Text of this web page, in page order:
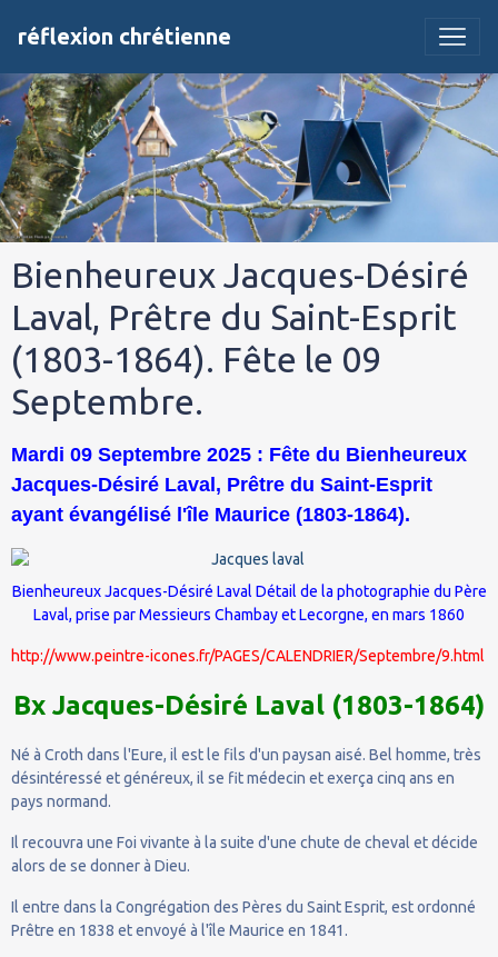
réflexion chrétienne
Bienheureux Jacques-Désiré
Laval, Prêtre du Saint-Esprit
(1803-1864). Fête le 09
Septembre.
Mardi 09 Septembre 2025 : Fête du Bienheureux
Jacques-Désiré Laval, Prêtre du Saint-Esprit
ayant évangélisé l'île Maurice (1803-1864).
Bienheureux Jacques-Désiré Laval Détail de la photographie du Père
Laval, prise par Messieurs Chambay et Lecorgne, en mars 1860
http://www.peintre-icones.fr/PAGES/CALENDRIER/Septembre/9.html
Bx Jacques-Désiré Laval (1803-1864)
Né à Croth dans l'Eure, il est le fils d'un paysan aisé. Bel homme, très
désintéressé et généreux, il se fit médecin et exerça cinq ans en
pays normand.
Il recouvra une Foi vivante à la suite d'une chute de cheval et décide
alors de se donner à Dieu.
Il entre dans la Congrégation des Pères du Saint Esprit, est ordonné
Prêtre en 1838 et envoyé à l'île Maurice en 1841.